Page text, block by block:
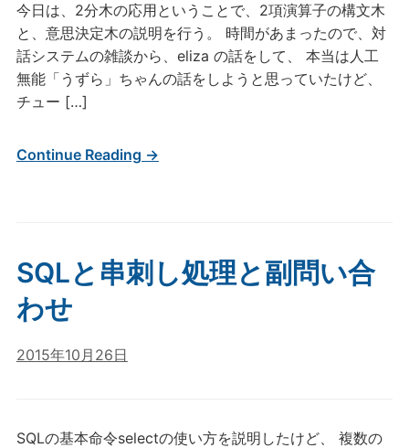
今日は、2分木の応用ということで、2項演算子の構文木
と、意思決定木の説明を行う。 時間があまったので、対
話システムの雑談から、eliza の話をして、 本当は人工
無能「うずら」ちゃんの話をしようと思っていたけど、
チュー […]
Continue Reading →
SQLと串刺し処理と副問い合
わせ
2015年10月26日
SQLの基本命令selectの使い方を説明したけど、 複数の